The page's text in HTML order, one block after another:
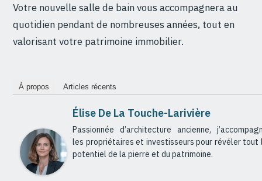
Votre nouvelle salle de bain vous accompagnera au
quotidien pendant de nombreuses années, tout en
valorisant votre patrimoine immobilier.
À propos Articles récents
Élise De La Touche-Larivière
Passionnée d’architecture ancienne,
les propriétaires et investisseurs pour révéler tout
potentiel de la pierre et du patrimoine.